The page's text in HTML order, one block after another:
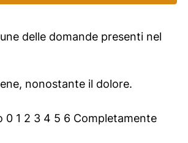
delle domande presenti nel
nonostante il dolore.
0 1 2 3 4 5 6 Completamente